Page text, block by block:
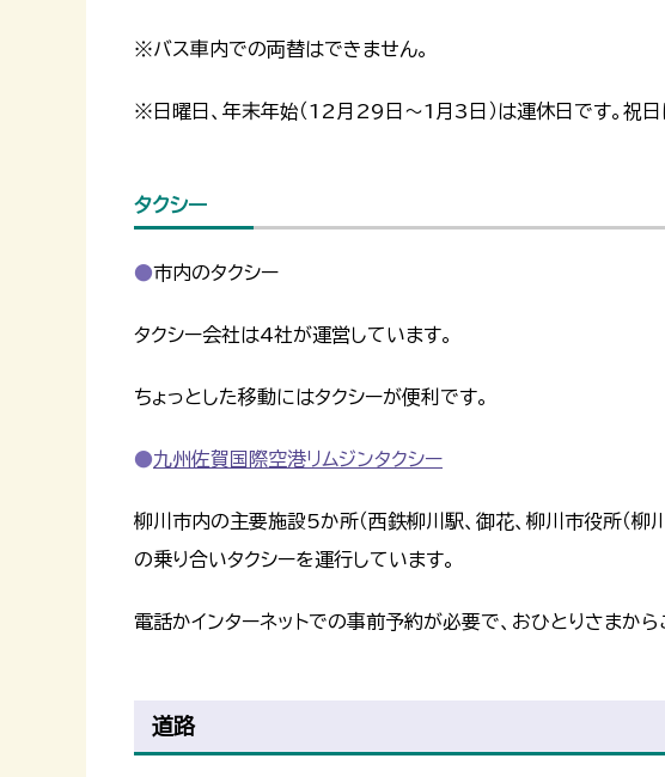
※バス車内での両替はできません。
※日曜日、年末年始（12月29日～1月3日）は運休日です。祝日
タクシー
市内のタクシー
タクシー会社は4社が運営しています。
ちょっとした移動にはタクシーが便利です。
九州佐賀国際空港リムジンタクシー
柳川市内の主要施設5か所（西鉄柳川駅、御花、柳川市役所（柳
の乗り合いタクシーを運行しています。
電話かインターネットでの事前予約が必要で、おひとりさまから
道路